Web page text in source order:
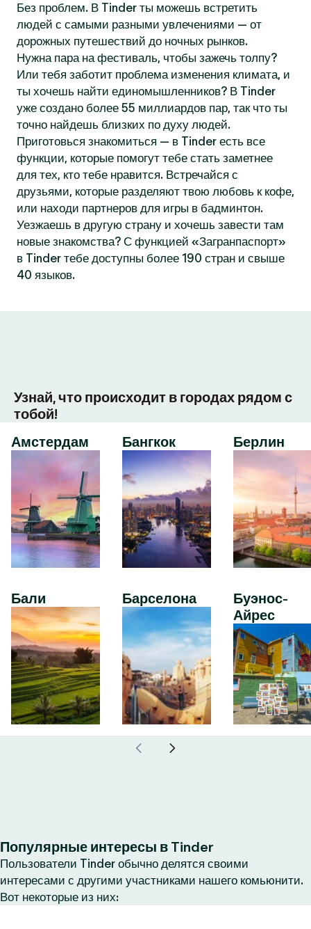
Без проблем. В Tinder ты можешь встретить
людей с самыми разными увлечениями — от
дорожных путешествий до ночных рынков.
Нужна пара на фестиваль, чтобы зажечь толпу?
Или тебя заботит проблема изменения климата, и
ты хочешь найти единомышленников? В Tinder
уже создано более 55 миллиардов пар, так что ты
точно найдешь близких по духу людей.
Приготовься знакомиться — в Tinder есть все
функции, которые помогут тебе стать заметнее
для тех, кто тебе нравится. Встречайся с
друзьями, которые разделяют твою любовь к кофе,
или находи партнеров для игры в бадминтон.
Уезжаешь в другую страну и хочешь завести там
новые знакомства? С функцией «Загранпаспорт»
в Tinder тебе доступны более 190 стран и свыше
40 языков.
Узнай, что происходит в городах рядом с
тобой!
Амстердам
Бали
Бангкок
Барселона
Берлин
Буэнос-
Айрес
Популярные интересы в Tinder
Пользователи Tinder обычно делятся своими
интересами с другими участниками нашего комьюнити.
Вот некоторые из них: